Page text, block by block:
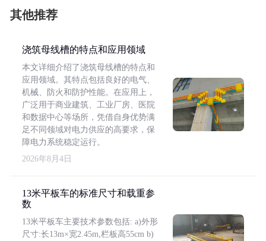
其他推荐
浇筑母线槽的特点和应用领域
本文详细介绍了浇筑母线槽的特点和
应用领域。其特点包括良好的电气、
机械、防火和防护性能。在应用上，
广泛用于商业建筑、工业厂房、医院
和数据中心等场所，凭借自身优势满
足不同领域对电力供应的高要求，保
障电力系统稳定运行。
2026年8月4日
13米平板车的标准尺寸和载重参
数
13米平板车主要技术参数包括: a)外形
尺寸:长13m×宽2.45m,栏板高55cm b)